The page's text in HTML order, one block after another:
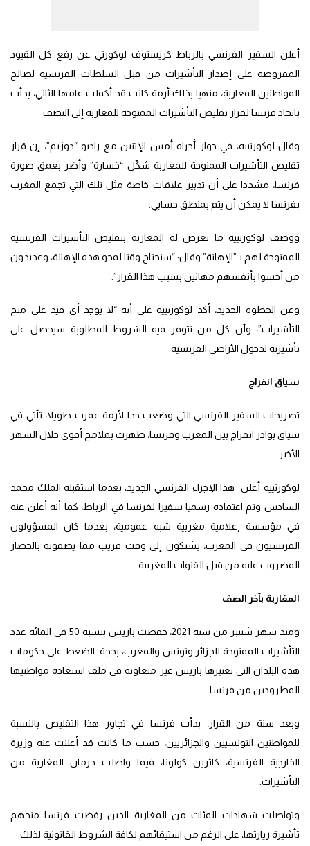
أعلن السفير الفرنسي بالرباط كريستوف لوكورتي عن رفع كل القيود
المفروضة على إصدار التأشيرات من قبل السلطات الفرنسية لصالح
المواطنين المغاربة، منهيا بذلك أزمة كانت قد أكملت عامها الثاني، بدأت
باتخاذ فرنسا لقرار تقليص التأشيرات الممنوحة للمغاربة إلى النصف.
وقال لوكورتييه، في حوار أجراه أمس الإثنين مع راديو “دوزيم”، إن قرار
تقليص التأشيرات الممنوحة للمغاربة شكّل “خسارة” وأضر بعمق صورة
فرنسا، مشددا على أن تدبير علاقات خاصة مثل تلك التي تجمع المغرب
بفرنسا لا يمكن أن يتم بمنطق حسابي.
ووصف لوكورتييه ما تعرض له المغاربة بتقليص التأشيرات الفرنسية
الممنوحة لهم بـ”الإهانة” وقال: “سنحتاج وقتا لمحو هذه الإهانة، وعديدون
من أحسوا بأنفسهم مهانين بسبب هذا القرار”.
وعن الخطوة الجديد، أكد لوكورتييه على أنه “لا يوجد أي قيد على منح
التأشيرات”، وأن كل من تتوفر فيه الشروط المطلوبة سيحصل على
تأشيرته لدخول الأراضي الفرنسية.
سياق انفراج
تصريحات السفير الفرنسي التي وضعت حدا لأزمة عمرت طويلا، تأتي في
سياق بوادر انفراج بين المغرب وفرنسا، ظهرت بملامح أقوى خلال الشهر
الأخير.
لوكورتييه أعلن هذا الإجراء الفرنسي الجديد، بعدما استقبله الملك محمد
السادس وتم اعتماده رسميا سفيرا لفرنسا في الرباط، كما أنه أعلن عنه
في مؤسسة إعلامية مغربية شبه عمومية، بعدما كان المسؤولون
الفرنسيون في المغرب، يشتكون إلى وقت قريب مما يصفونه بالحصار
المضروب عليه من قبل القنوات المغربية.
المغاربة بآخر الصف
ومنذ شهر شتنبر من سنة 2021، خفضت باريس بنسبة 50 في المائة عدد
التأشيرات الممنوحة للجزائر وتونس والمغرب، بحجة الضغط على حكومات
هذه البلدان التي تعتبرها باريس غير متعاونة في ملف استعادة مواطنيها
المطرودين من فرنسا.
وبعد سنة من القرار، بدأت فرنسا في تجاوز هذا التقليص بالنسبة
للمواطنين التونسيين والجزائريين، حسب ما كانت قد أعلنت عنه وزيرة
الخارجية الفرنسية، كاثرين كولونا، فيما واصلت حرمان المغاربة من
التأشيرات.
وتواصلت شهادات المئات من المغاربة الذين رفضت فرنسا منحهم
تأشيرة زيارتها، على الرغم من استيفائهم لكافة الشروط القانونية لذلك.